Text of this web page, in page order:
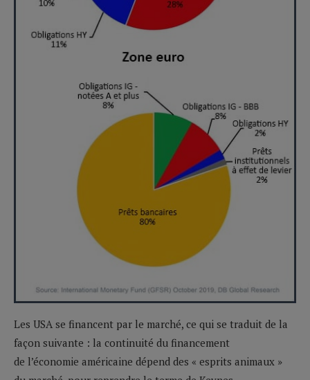
Les USA se financent par le marché, ce qui se traduit de la
façon suivante : la continuité du financement
de l’économie américaine dépend des « esprits animaux »